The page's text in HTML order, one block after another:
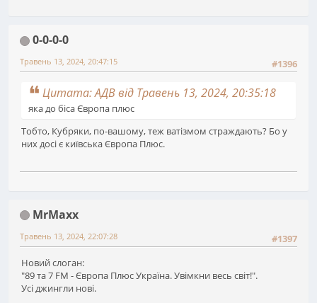
0-0-0-0
#1396
Травень 13, 2024, 20:47:15
Цитата: АДВ від Травень 13, 2024, 20:35:18
яка до біса Європа плюс
Тобто, Кубряки, по-вашому, теж ватізмом страждають? Бо у
них досі є київська Європа Плюс.
MrMaxx
#1397
Травень 13, 2024, 22:07:28
Новий слоган:
"89 та 7 FM - Європа Плюс Україна. Увімкни весь світ!".
Усі джингли нові.